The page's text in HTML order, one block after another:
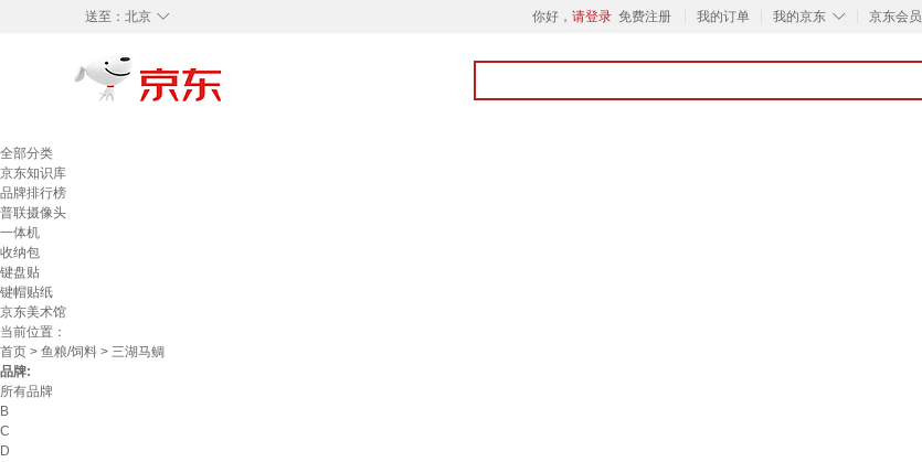
◇
送至： 北京 你好， 请登录 免费注册 我的订单 ◇
我的京东 京东会员
全部分类
京东知识库
品牌排行榜
普联摄像头
一体机
收纳包
键盘贴
键帽贴纸
京东美术馆
当前位置：
首页 > 鱼粮/饲料 > 三湖马鲷
品牌:
所有品牌
B
C
D